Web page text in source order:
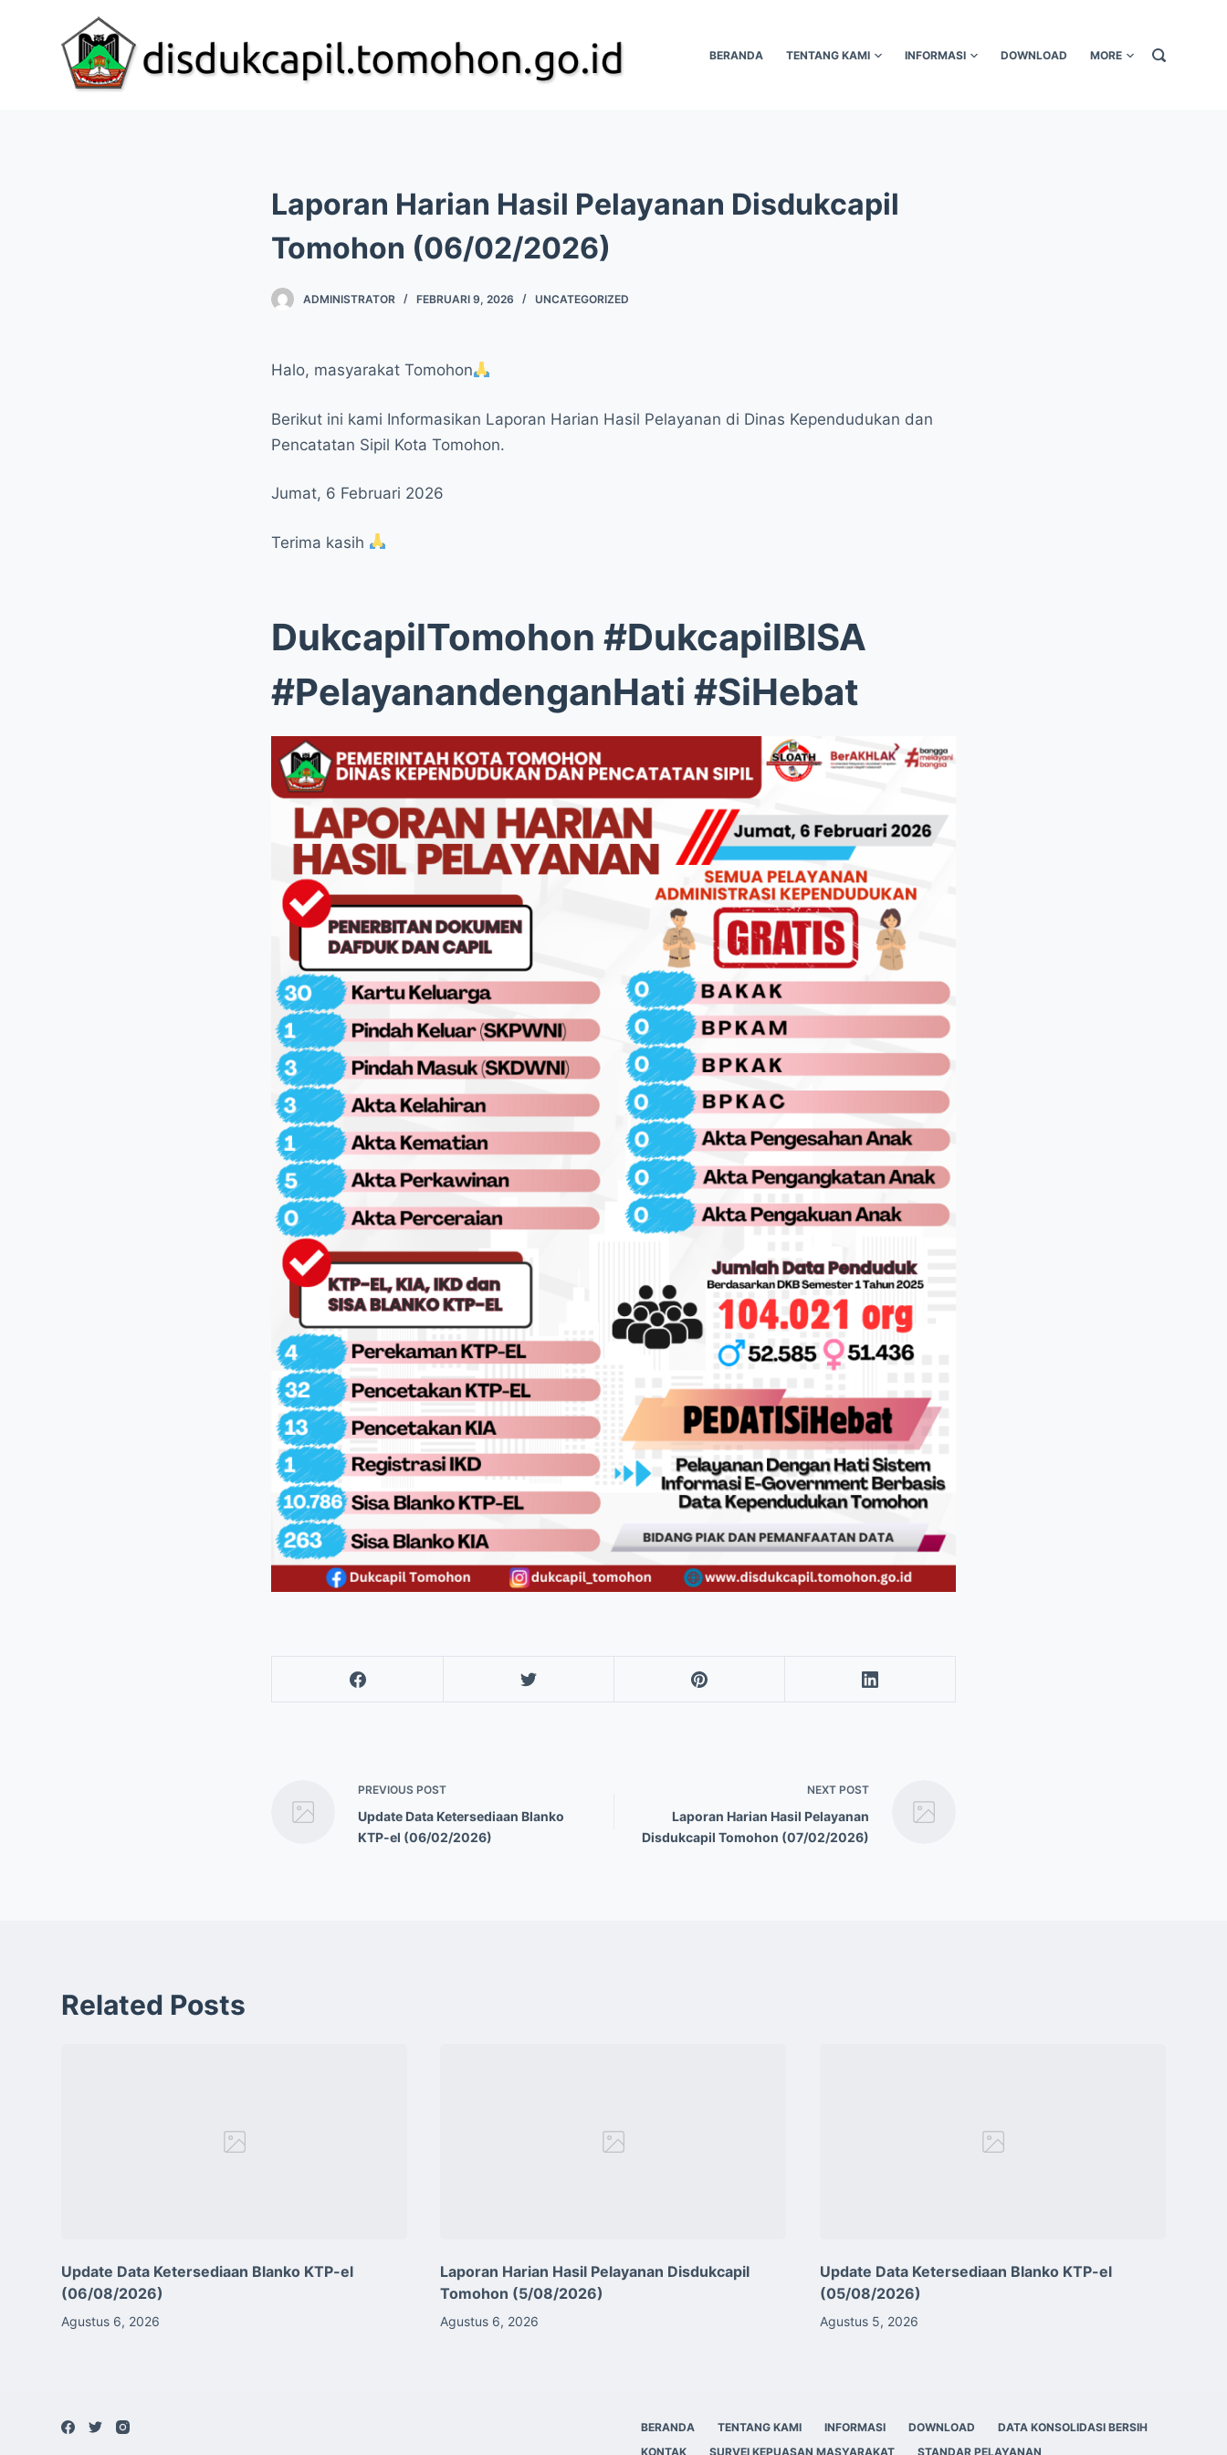
BERANDA TENTANG KAMI INFORMASI DOWNLOAD MORE
Laporan Harian Hasil Pelayanan Disdukcapil
Tomohon (06/02/2026)
ADMINISTRATOR FEBRUARI 9, 2026 UNCATEGORIZED
Halo, masyarakat Tomohon
Berikut ini kami Informasikan Laporan Harian Hasil Pelayanan di Dinas Kependudukan dan
Pencatatan Sipil Kota Tomohon.
Jumat, 6 Februari 2026
Terima kasih
DukcapilTomohon #DukcapilBISA
#PelayanandenganHati #SiHebat
PREVIOUS POST
Update Data Ketersediaan Blanko
KTP-el (06/02/2026)
NEXT POST
Laporan Harian Hasil Pelayanan
Disdukcapil Tomohon (07/02/2026)
Related Posts
Update Data Ketersediaan Blanko KTP-el
(06/08/2026)
Agustus 6, 2026
Laporan Harian Hasil Pelayanan Disdukcapil
Tomohon (5/08/2026)
Agustus 6, 2026
Update Data Ketersediaan Blanko KTP-el
(05/08/2026)
Agustus 5, 2026
BERANDA TENTANG KAMI INFORMASI DOWNLOAD
DATA KONSOLIDASI BERSIH
KONTAK
SURVEI KEPUASAN MASYARAKAT STANDAR PELAYANAN